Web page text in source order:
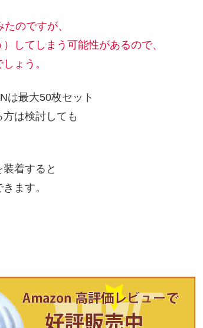
のですが、
してしまう可能性があるので、
ょう。
は最大50枚セット
は検討しても
着すると
ます。